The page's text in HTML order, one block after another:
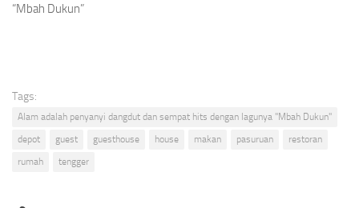
“Mbah Dukun”
Tags:
Alam adalah penyanyi dangdut dan sempat hits dengan lagunya "Mbah Dukun"
depot
guest guesthouse house makan pasuruan
restoran
rumah
tengger